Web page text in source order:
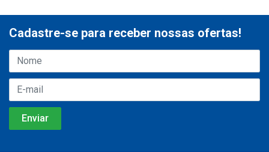
Cadastre-se para receber nossas ofertas!